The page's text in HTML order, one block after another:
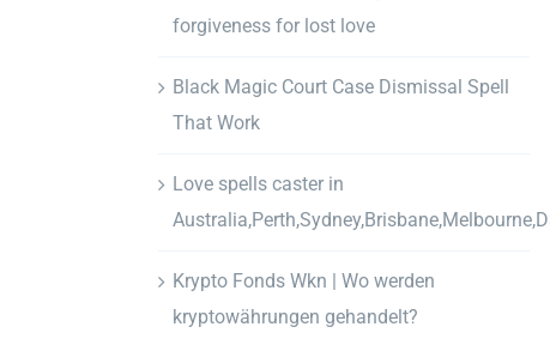
forgiveness for lost love
Black Magic Court Case Dismissal Spell
That Work
Love spells caster in
Krypto Fonds Wkn | Wo werden
kryptowährungen gehandelt?